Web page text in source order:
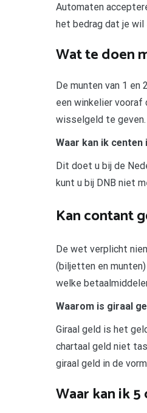
Automaten
het bedrag dat je
Wat te doen
De munten van 1
een winkelier vooraf
wisselgeld te geven.
Waar kan ik centen
Dit doet u bij de
kunt u bij DNB niet
Kan contant
De wet verplicht
(biljetten en
welke
Waarom is giraal
Giraal geld is het
chartaal geld niet
giraal geld in de
Waar kan ik